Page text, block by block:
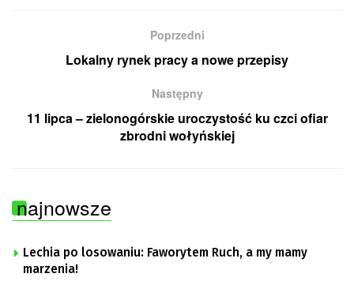
Poprzedni
Lokalny rynek pracy a nowe przepisy
Następny
11 lipca – zielonogórskie uroczystość ku czci ofiar
zbrodni wołyńskiej
najnowsze
Lechia po losowaniu: Faworytem Ruch, a my mamy
marzenia!